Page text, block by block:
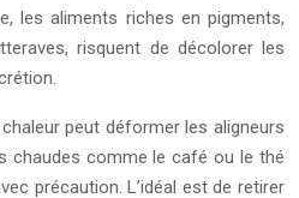
les aliments riches en pigments,
risquent de décolorer les
peut déformer les aligneurs
chaudes comme le café ou le thé
précaution. L’idéal est de retirer